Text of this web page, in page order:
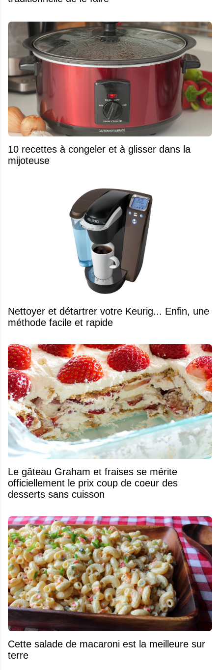
10 recettes à congeler et à glisser dans la
mijoteuse
Nettoyer et détartrer votre Keurig... Enfin, une
méthode facile et rapide
Le gâteau Graham et fraises se mérite
officiellement le prix coup de coeur des
desserts sans cuisson
Cette salade de macaroni est la meilleure sur
terre